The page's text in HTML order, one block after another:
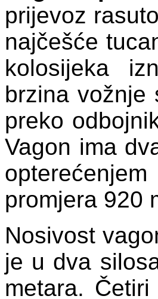
prijevoz
najčešće
kolosijeka
brzina vožnje
preko
Vagon ima
promjera 920
Nosivost
je u dva
metara.